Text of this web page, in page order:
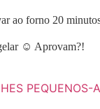
ao forno 20
☺️ Aprovam?!
PEQUENOS-